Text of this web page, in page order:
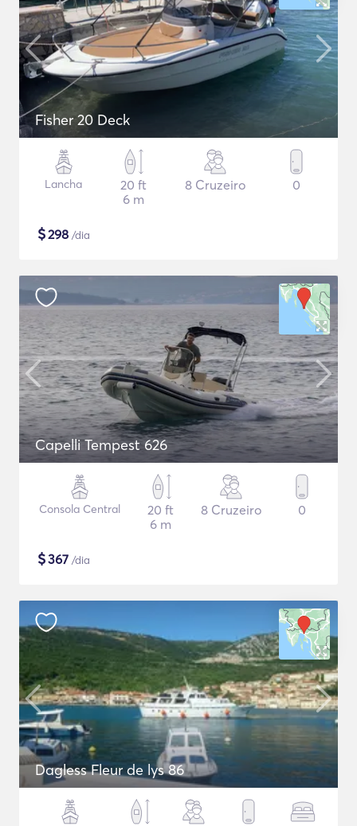
Fisher 20 Deck
Lancha
20 ft
6 m
8 Cruzeiro 0
$298 /dia
Capelli Tempest 626
Consola Central
20 ft
6 m
8 Cruzeiro 0
$367 /dia
Dagless Fleur de lys 86